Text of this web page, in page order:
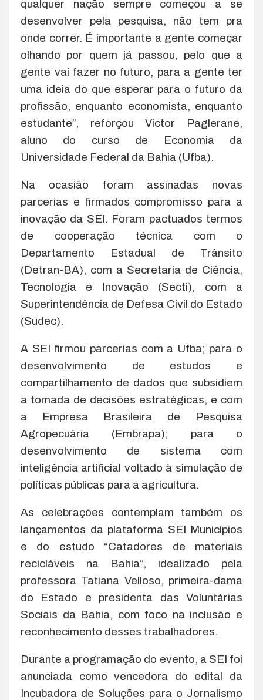
qualquer nação sempre começou a se
desenvolver pela pesquisa, não tem pra
onde correr. É importante a gente começar
olhando por quem já passou, pelo que a
gente vai fazer no futuro, para a gente ter
uma ideia do que esperar para o futuro da
profissão, enquanto economista, enquanto
estudante”, reforçou Victor Paglerane,
aluno do curso de Economia da
Universidade Federal da Bahia (Ufba).
Na ocasião foram assinadas novas
parcerias e firmados compromisso para a
inovação da SEI. Foram pactuados termos
de cooperação técnica com o
Departamento Estadual de Trânsito
(Detran-BA), com a Secretaria de Ciência,
Tecnologia e Inovação (Secti), com a
Superintendência de Defesa Civil do Estado
(Sudec).
A SEI firmou parcerias com a Ufba; para o
desenvolvimento de estudos e
compartilhamento de dados que subsidiem
a tomada de decisões estratégicas, e com
a Empresa Brasileira de Pesquisa
Agropecuária (Embrapa); para o
desenvolvimento de sistema com
inteligência artificial voltado à simulação de
políticas públicas para a agricultura.
As celebrações contemplam também os
lançamentos da plataforma SEI Municípios
e do estudo “Catadores de materiais
recicláveis na Bahia”, idealizado pela
professora Tatiana Velloso, primeira-dama
do Estado e presidenta das Voluntárias
Sociais da Bahia, com foco na inclusão e
reconhecimento desses trabalhadores.
Durante a programação do evento, a SEI foi
anunciada como vencedora do edital da
Incubadora de Soluções para o Jornalismo